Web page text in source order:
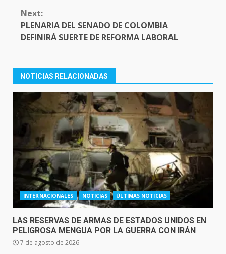
Next:
PLENARIA DEL SENADO DE COLOMBIA
DEFINIRÁ SUERTE DE REFORMA LABORAL
NOTICIAS RELACIONADAS
INTERNACIONALES NOTICIAS ÚLTIMAS NOTICIAS
LAS RESERVAS DE ARMAS DE ESTADOS UNIDOS EN
PELIGROSA MENGUA POR LA GUERRA CON IRÁN
7 de agosto de 2026